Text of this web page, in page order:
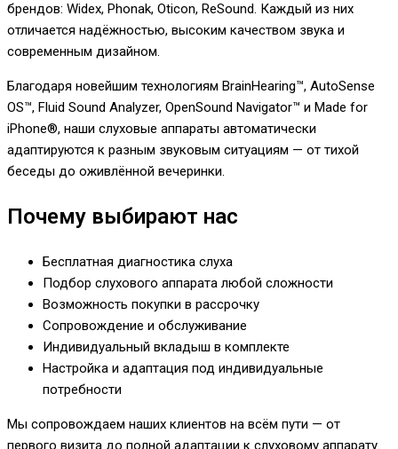
брендов: Widex, Phonak, Oticon, ReSound. Каждый из них
отличается надёжностью, высоким качеством звука и
современным дизайном.
Благодаря новейшим технологиям BrainHearing™, AutoSense
OS™, Fluid Sound Analyzer, OpenSound Navigator™ и Made for
iPhone®, наши слуховые аппараты автоматически
адаптируются к разным звуковым ситуациям — от тихой
беседы до оживлённой вечеринки.
Почему выбирают нас
Бесплатная диагностика слуха
Подбор слухового аппарата любой сложности
Возможность покупки в рассрочку
Сопровождение и обслуживание
Индивидуальный вкладыш в комплекте
Настройка и адаптация под индивидуальные
потребности
Мы сопровождаем наших клиентов на всём пути — от
первого визита до полной адаптации к слуховому аппарату.